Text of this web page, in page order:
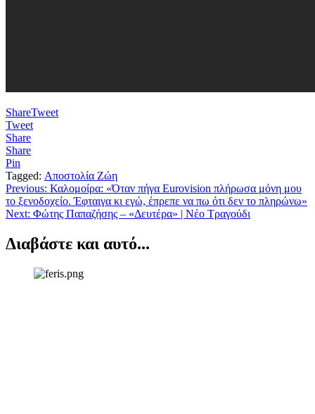
ShareTweet
Tweet
Share
Share
Pin
Tagged: Αποστολία Ζώη
Πλοήγηση
άρθρων
Previous: Καλομοίρα: «Όταν πήγα Eurovision πλήρωσα μόνη μου
το ξενοδοχείο. Έφταιγα κι εγώ, έπρεπε να πω ότι δεν το πληρώνω»
Next: Φώτης Παπαζήσης – «Δευτέρα» | Νέο Τραγούδι
Διαβάστε και αυτό...